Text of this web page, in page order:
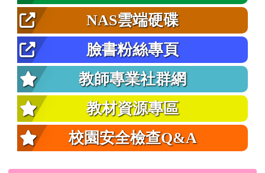
NAS雲端硬碟
臉書粉絲專頁
教師專業社群網
教材資源專區
校園安全檢查Q&A